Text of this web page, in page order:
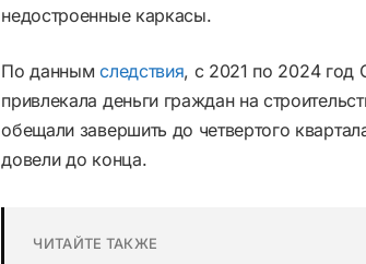
недостроенные каркасы.
По даннымследствия, с 2021 по 2024 год
привлекала деньги граждан на
обещали завершить до четвертого
довели до конца.
ЧИТАЙТЕ ТАКЖЕ